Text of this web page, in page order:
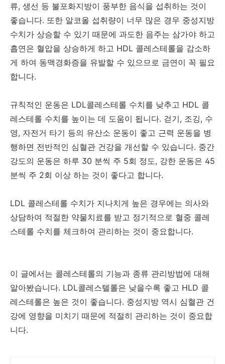
류, 생선 등 불포화지방이 풍부한 음식을 섭취하는 것이
좋습니다. 또한 알코올 섭취량이 너무 많은 경우 중성지방
수치가 상승할 수 있기 때문에 과도한 음주는 삼가야 하고
흡연은 혈압을 상승하게 하고 HDL 콜레스테롤을 감소하
게 하여 동맥경화증을 유발할 수 있으므로 금연이 꼭 필요
합니다.
규칙적인 운동은 LDL콜레스테롤 수치를 낮추고 HDL 콜
레스테롤 수치를 높이는 데 도움이 됩니다. 걷기, 조깅, 수
영, 자전거 타기 등의 유산소 운동이 좋고 근력 운동을 병
행하면 전반적인 심혈관 건강을 개선할 수 있습니다. 중간
강도의 운동은 하루 30 분씩 주 5회 정도, 강한 운동은 45
분씩 주 2회 이상 하는 것이 좋다고 합니다.
LDL 콜레스테롤 수치가 지나치게 높은 경우에는 의사와
상담하여 적절한 약물치료를 받고 정기적으로 혈중 콜레
스테롤 수치를 체크하여 관리하는 것이 중요합니다.
이 글에서는 콜레스테롤의 기능과 종류 관리방법에 대해
알아봤습니다. LDL콜레스텔롤은 낮을수록 좋고 HLD 콜
레스테롤은 높은 것이 좋습니다. 중성지방 역시 심혈관 건
강에 영향을 미치기 때문에 적절히 관리하는 것이 중요합
니다.